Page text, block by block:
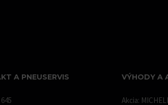
A PNEUSERVIS VÝHODY A
Akcia: